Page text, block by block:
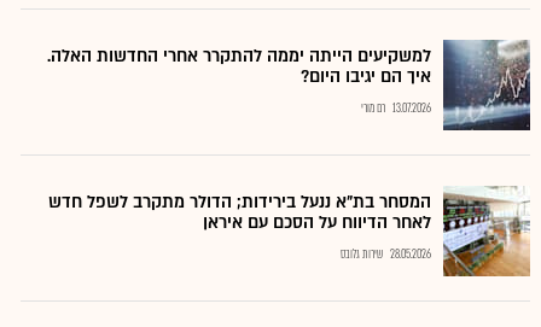
למשקיעים הייתה יממה להתקרר אחרי החדשות האלה.
איך הם יגיבו היום?
13.07.2026 רם מורי
המסחר בת"א ננעל בירידות; הדולר מתקרב לשפל חדש
לאחר הדיווח על הסכם עם איראן
28.05.2026 שירות גלובס